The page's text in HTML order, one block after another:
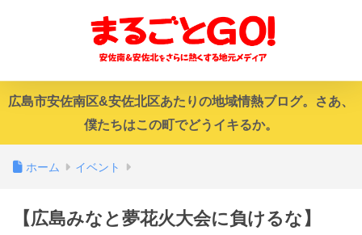
広島市安佐南区&安佐北区あたりの地域情熱ブログ。さあ、
僕たちはこの町でどうイキるか。
ホーム イベント
【広島みなと夢花火大会に負けるな】